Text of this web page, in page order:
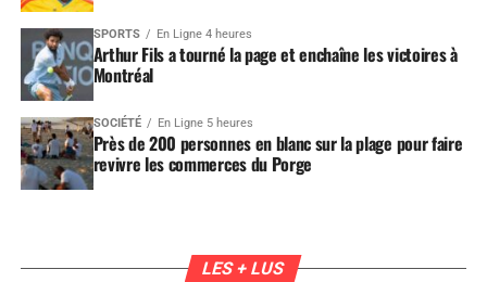
SPORTS En Ligne 4 heures
Arthur Fils a tourné la page et enchaîne les victoires à
Montréal
SOCIÉTÉ En Ligne 5 heures
Près de 200 personnes en blanc sur la plage pour faire
revivre les commerces du Porge
LES + LUS